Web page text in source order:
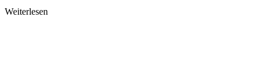
Weiterlesen